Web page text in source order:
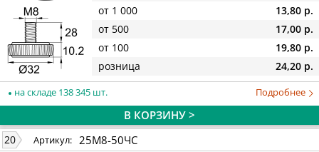
от 1 000
13,80 р.
от 500
17,00 р.
от 100
19,80 р.
розница
24,20 р.
на складе 138 345 шт. Подробнее
В КОРЗИНУ >
20 Артикул: 25М8-50ЧС